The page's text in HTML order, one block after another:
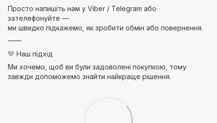
Просто напишіть нам у Viber / Telegram або
зателефонуйте —
ми швидко підкажемо, як зробити обмін або повернення.
⸻
💛 Наш підхід
Ми хочемо, щоб ви були задоволені покупкою, тому
завжди допоможемо знайти найкраще рішення.